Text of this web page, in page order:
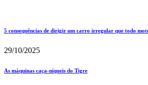
5 consequências de dirigir um carro irregular que todo
29/10/2025
As máquinas caça-níqueis do Tigre